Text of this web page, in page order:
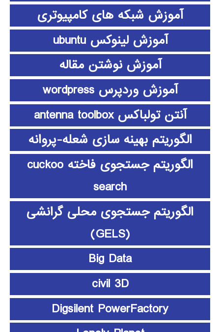
آموزش شبکه های کامپیوتری
آموزش لینوکس ubuntu
آموزش نوشتن مقاله
آموزش وردپرس wordpress
آنتن تولباکس antenna toolbox
الگوریتم بهینه سازی شعله-پروانه
الگوریتم جستجوی فاخته cuckoo
search
الگوریتم جستجوی محلی گرانشی
(GELS)
Big Data
civil 3D
Digsilent PowerFactory